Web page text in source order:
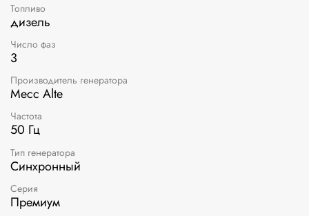
Топливо
дизель
Число фаз
3
Производитель генератора
Mecc Alte
Частота
50 Гц
Тип генератора
Синхронный
Серия
Премиум